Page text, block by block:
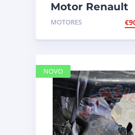
Motor Renault
Megane 1.5
2014, de
636
MOTORES €
NOVO